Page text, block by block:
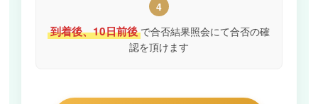
4
到着後、10日前後 で合否結果照会にて合否の確
認を頂けます